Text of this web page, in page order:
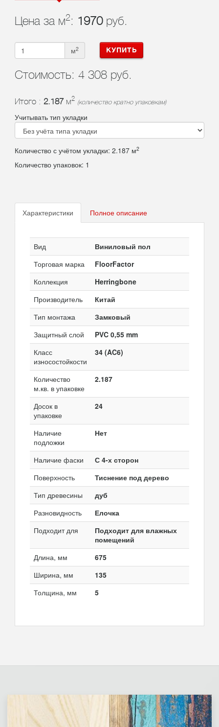
Цена за м2: 1970руб.
м2 КУПИТЬ
Стоимость: 4 308 руб.
Итого : 2.187м2 (количество кратно упаковкам)
Учитывать тип укладки
Количество с учётом укладки: 2.187 м2
Количество упаковок: 1
Характеристики Полное описание
Вид
Виниловый пол
Торговая марка
FloorFactor
Коллекция
Herringbone
Производитель
Китай
Тип монтажа
Замковый
Защитный слой
PVC 0,55 mm
Класс
износостойкости
34 (AC6)
Количество
м.кв. в упаковке
2.187
Досок в
упаковке
24
Наличие
подложки
Нет
Наличие фаски
С 4-х сторон
Поверхность
Тиснение под дерево
Тип древесины
дуб
Разновидность
Елочка
Подходит для
Подходит для влажных
помещений
Длина, мм
675
Ширина, мм
135
Толщина, мм
5